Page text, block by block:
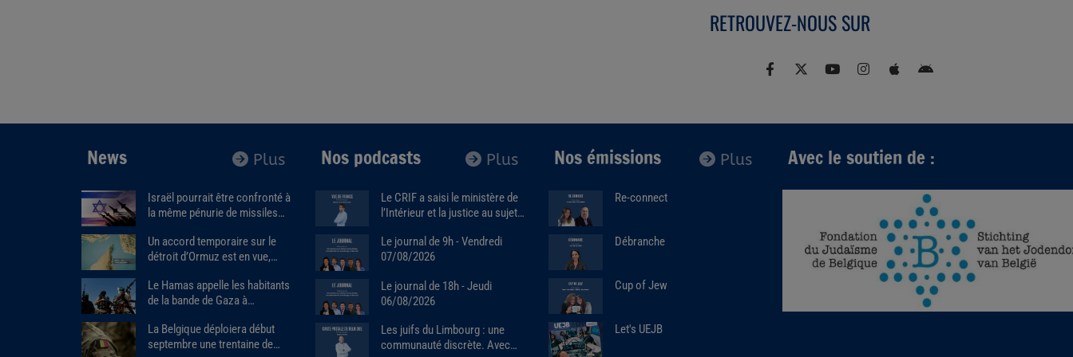
RETROUVEZ-NOUS SUR
Plus
News
Israël pourrait être confronté à
la même pénurie de missiles
Un accord temporaire sur le
détroit d’Ormuz est en vue,
guerre prendra bientôt fin ».
Le Hamas appelle les habitants
de la bande de Gaza à
des milices armées soutenues
par Israël.
La Belgique déploiera début
septembre une trentaine de
Plus
Nos podcasts
Le CRIF a saisi le ministère de
l’Intérieur et la justice au sujet
Robert Ejnes (07/07/2026)
Le journal de 9h - Vendredi
07/08/2026
Le journal de 18h - Jeudi
06/08/2026
Les juifs du Limbourg : une
communauté discrète. Avec
Plus
Nos émissions
Re-connect
Débranche
Cup of Jew
Let's UEJB
Avec le soutien de :